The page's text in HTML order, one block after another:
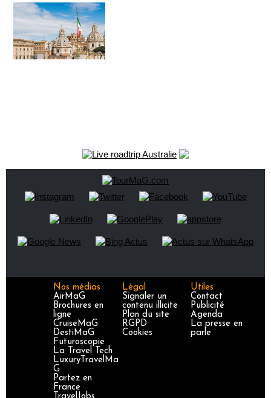
Nos médias
AirMaG
Brochures en
ligne
CruiseMaG
DestiMaG
Futuroscopie
La Travel Tech
LuxuryTravelMa
G
Partez en
France
Légal
Signaler un
contenu illicite
Plan du site
RGPD
Cookies
Utiles
Contact
Publicité
Agenda
La presse en
parle